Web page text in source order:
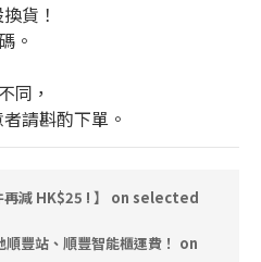
貨！
。
同，
請斟酌下單。
再減 HK$25 ! 】 on selected
豐站、順豐智能櫃運費！ on